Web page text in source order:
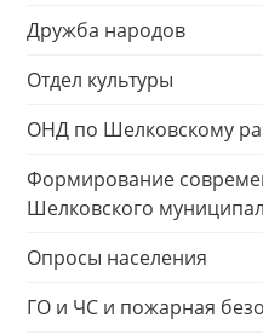
Дружба народов
Отдел культуры
ОНД по Шелковскому
Формирование
Шелковского
Опросы населения
ГО и ЧС и пожарная